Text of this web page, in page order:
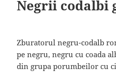
Negrii codalbi
Zburatorul negru-codalb
pe negru, negru cu coada
din grupa porumbeilor cu